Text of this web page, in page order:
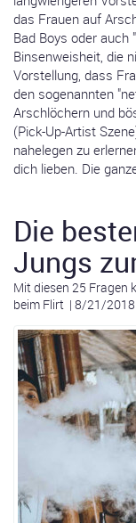
das Frauen auf
Bad Boys oder auch
Binsenweisheit, die
Vorstellung, dass
den sogenannten
Arschlöchern und
(Pick-Up-Artist
nahelegen zu
dich lieben. Die
Die
Jungs
Mit diesen 25 Fragen
beim Flirt | 8/21/2018